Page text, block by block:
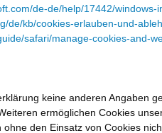
de-de/help/17442/
de/kb/cookies-erlauben-und-
safari/manage-cookies-and-
keine anderen Angaben
ermöglichen Cookies
den Einsatz von Cookies